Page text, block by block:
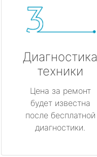
Диагностика
техники
Цена за ремонт
будет известна
после бесплатной
диагностики.